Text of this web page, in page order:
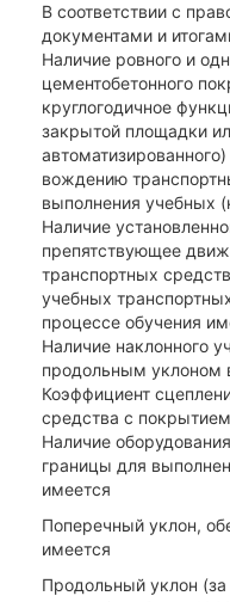
В соответствии с
документами и
Наличие ровного и
цементобетонного
круглогодичное
закрытой площадки
вождению
выполнения учебных
Наличие
препятствующее
транспортных
учебных
процессе обучения
Наличие наклонного
продольным уклоном
Коэффициент
средства с
Наличие
границы для
имеется
Поперечный уклон,
имеется
Продольный уклон